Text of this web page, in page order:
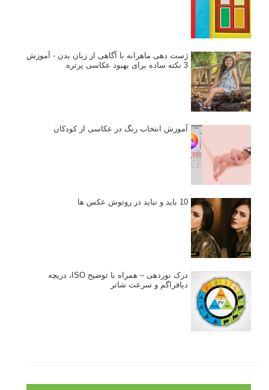
ژست دهی ماهرانه با آگاهی از زبان بدن - آموزش
3 نکته ساده برای بهبود عکاسی پرتره
آموزش انتخاب رنگ در عکاسی از کودکان
10 باید و نباید در روتوش عکس ها
درک نوردهی – همراه با توضیح ISO، دریچه
دیافراگم و سرعت شاتر